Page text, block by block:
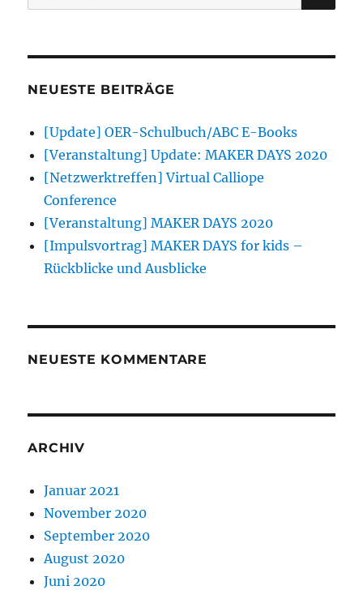
Sie
nach:
NEUESTE BEITRÄGE
[Update] OER-Schulbuch/ABC E-Books
[Veranstaltung] Update: MAKER DAYS 2020
[Netzwerktreffen] Virtual Calliope
Conference
[Veranstaltung] MAKER DAYS 2020
[Impulsvortrag] MAKER DAYS for kids –
Rückblicke und Ausblicke
NEUESTE KOMMENTARE
ARCHIV
Januar 2021
November 2020
September 2020
August 2020
Juni 2020